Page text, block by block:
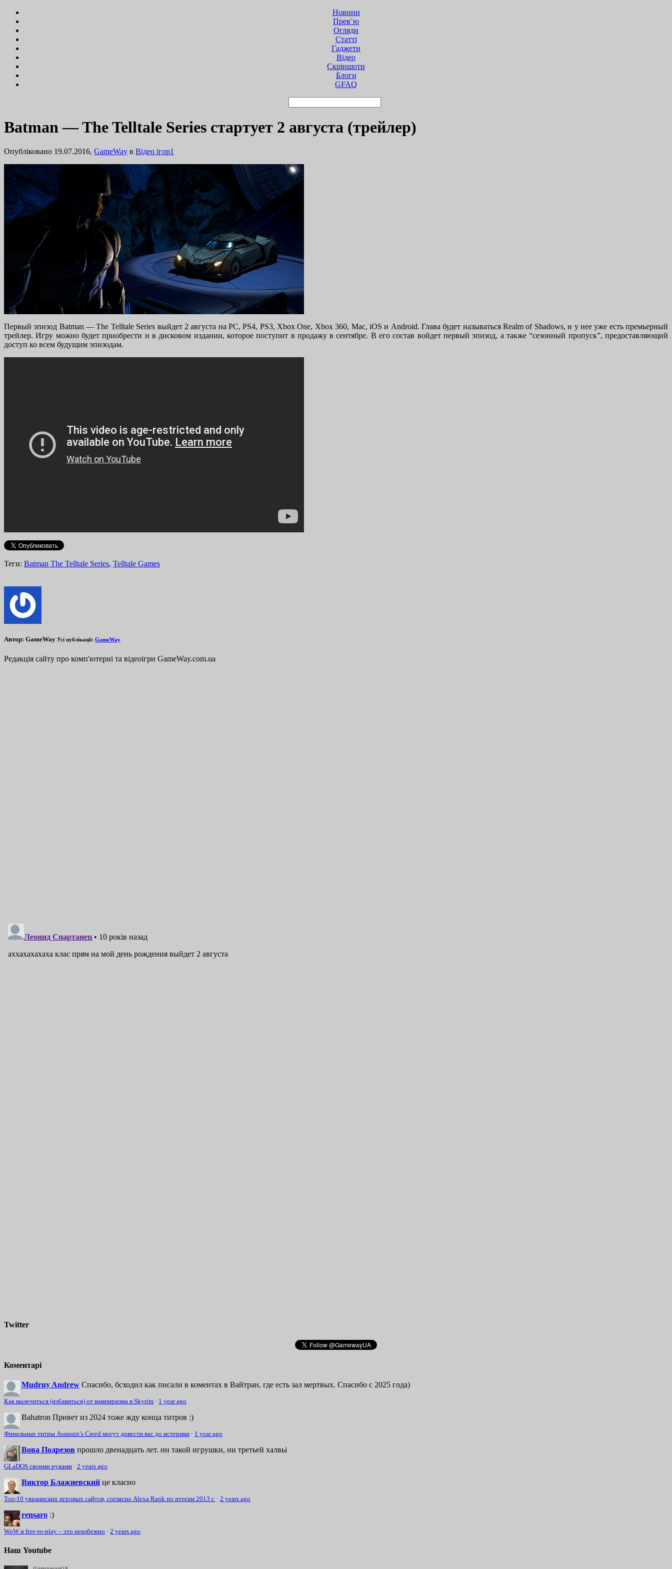
Новини
Прев’ю
Огляди
Статті
Гаджети
Відео
Cкріншоти
Блоги
GFAQ
Batman — The Telltale Series стартует 2 августа (трейлер)
Опубліковано 19.07.2016, GameWay в Відео ігор1
Первый эпизод Batman — The Telltale Series выйдет 2 августа на PC, PS4, PS3, Xbox One, Xbox 360, Mac, iOS и Android. Глава будет называться Realm of Shadows, и у нее уже есть премьерный
трейлер. Игру можно будет приобрести и в дисковом издании, которое поступит в продажу в сентябре. В его состав войдет первый эпизод, а также “сезонный пропуск”, предоставляющий
доступ ко всем будущим эпизодам.
Теги: Batman The Telltale Series, Telltale Games
Автор: GameWay Усі публікації: GameWay
Редакція сайту про комп'ютерні та відеоігри GameWay.com.ua
Twitter
Коментарі
Mudruy Andrew Спасибо, бсходил как писали в коментах в Вайтран, где есть зал мертвых. Спасибо с 2025 года)
Как вылечиться (избавиться) от вампиризма в Skyrim · 1 year ago
Bahatron Привет из 2024 тоже жду конца титров :)
Финальные титры Assassin’s Creed могут довести вас до истерики · 1 year ago
Вова Подрезов прошло двенадцать лет. ни такой игрушки, ни третьей халвьі
GLaDOS своими руками · 2 years ago
Виктор Блажиевский це класно
Топ-10 украинских игровых сайтов, согласно Alexa Rank по итогам 2013 г. · 2 years ago
rensaro :)
WoW и free-to-play – это неизбежно · 2 years ago
Наш Youtube